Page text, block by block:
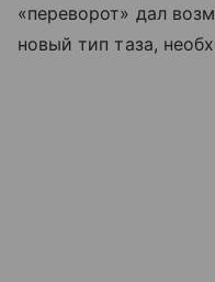
«переворот» дал
новый тип таза,